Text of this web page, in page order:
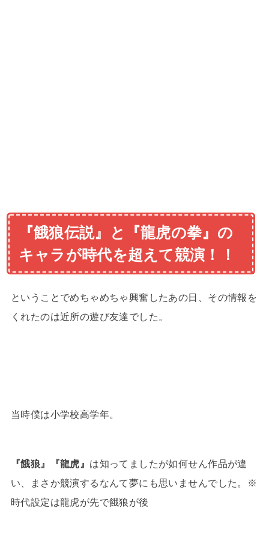
『餓狼伝説』と『龍虎の拳』の
キャラが時代を超えて競演！！
ということでめちゃめちゃ興奮したあの日、その情報を
くれたのは近所の遊び友達でした。
当時僕は小学校高学年。
『餓狼』『龍虎』 は知ってましたが如何せん作品が違
い、まさか競演するなんて夢にも思いませんでした。※
時代設定は龍虎が先で餓狼が後